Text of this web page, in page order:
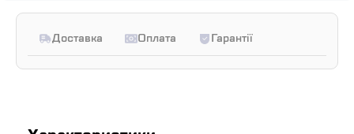
Доставка Оплата Гарантії